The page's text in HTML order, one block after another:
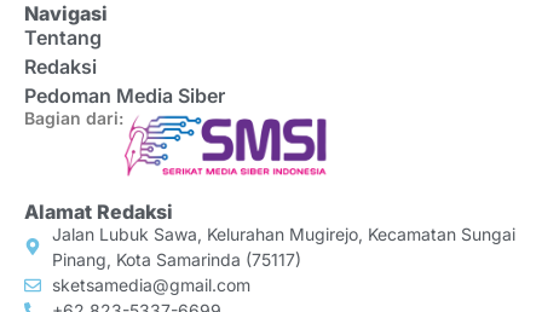
Navigasi
Tentang
Redaksi
Pedoman Media Siber
Bagian dari:
Alamat Redaksi
Jalan Lubuk Sawa, Kelurahan Mugirejo, Kecamatan Sungai
Pinang, Kota Samarinda (75117)
sketsamedia@gmail.com